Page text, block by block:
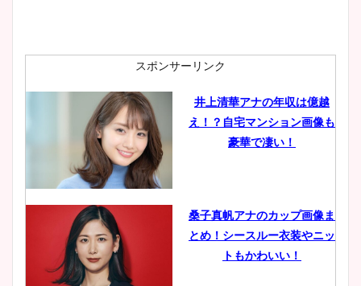
スポンサーリンク
井上清華アナの年収は億越
え！？自宅マンション画像も
豪華で凄い！
桑子真帆アナのカップ画像ま
とめ！シースルー衣装やニッ
トもかわいい！